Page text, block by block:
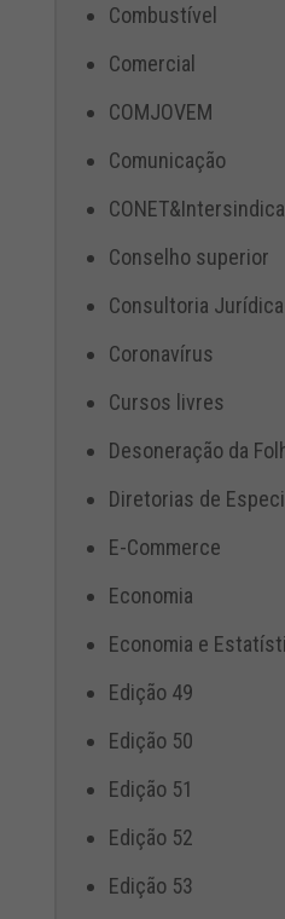
Combustível
Comercial
COMJOVEM
Comunicação
Conselho superior
Consultoria Jurídica
Coronavírus
Cursos livres
Desoneração da
Diretorias de
E-Commerce
Economia
Economia e
Edição 49
Edição 50
Edição 51
Edição 52
Edição 53